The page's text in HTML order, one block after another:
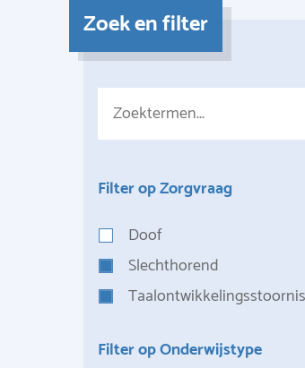
Zoek en filter
Filter op Zorgvraag
Doof
Slechthorend
Taalontwikkelingsstoornis
Filter op Onderwijstype